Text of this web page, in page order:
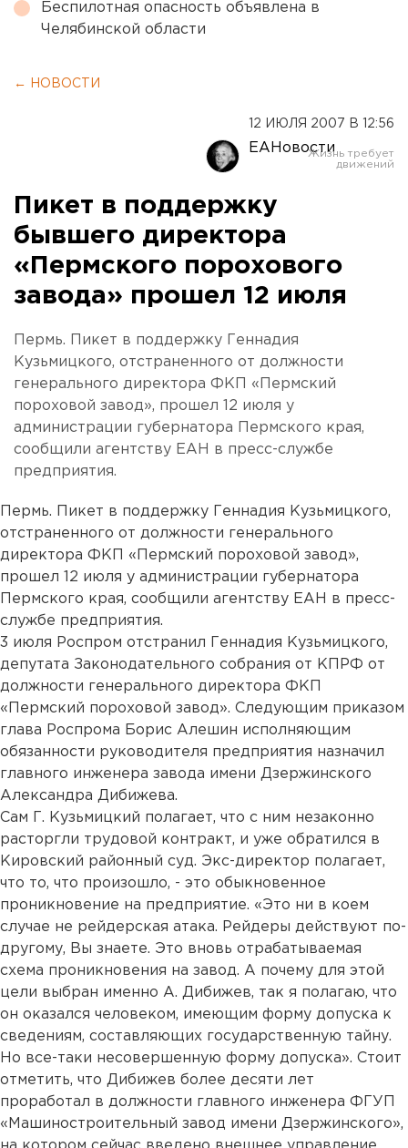
Беспилотная опасность объявлена в
Челябинской области
← НОВОСТИ
12 ИЮЛЯ 2007 В 12:56
ЕАНовости
Пикет в поддержку
бывшего директора
«Пермского порохового
завода» прошел 12 июля
Пермь. Пикет в поддержку Геннадия
Кузьмицкого, отстраненного от должности
генерального директора ФКП «Пермский
пороховой завод», прошел 12 июля у
администрации губернатора Пермского края,
сообщили агентству ЕАН в пресс-службе
предприятия.
Пермь. Пикет в поддержку Геннадия Кузьмицкого,
отстраненного от должности генерального
директора ФКП «Пермский пороховой завод»,
прошел 12 июля у администрации губернатора
Пермского края, сообщили агентству ЕАН в пресс-
службе предприятия.
3 июля Роспром отстранил Геннадия Кузьмицкого,
депутата Законодательного собрания от КПРФ от
должности генерального директора ФКП
«Пермский пороховой завод». Следующим приказом
глава Роспрома Борис Алешин исполняющим
обязанности руководителя предприятия назначил
главного инженера завода имени Дзержинского
Александра Дибижева.
Сам Г. Кузьмицкий полагает, что с ним незаконно
расторгли трудовой контракт, и уже обратился в
Кировский районный суд. Экс-директор полагает,
что то, что произошло, - это обыкновенное
проникновение на предприятие. «Это ни в коем
случае не рейдерская атака. Рейдеры действуют по-
другому, Вы знаете. Это вновь отрабатываемая
схема проникновения на завод. А почему для этой
цели выбран именно А. Дибижев, так я полагаю, что
он оказался человеком, имеющим форму допуска к
сведениям, составляющих государственную тайну.
Но все-таки несовершенную форму допуска». Стоит
отметить, что Дибижев более десяти лет
проработал в должности главного инженера ФГУП
«Машиностроительный завод имени Дзержинского»,